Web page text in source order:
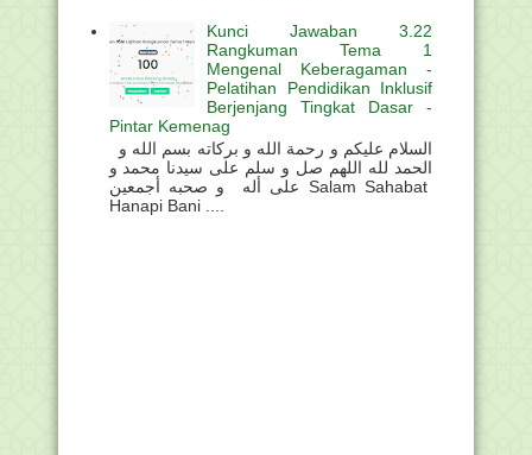
Kunci Jawaban 3.22
Rangkuman Tema 1
Mengenal Keberagaman -
Pelatihan Pendidikan Inklusif
Berjenjang Tingkat Dasar -
Pintar Kemenag
الحمد لله اللهم صل و سلم على سيدنا محمد و
على أله و صحبه أجمعين Salam Sahabat
Hanapi Bani ....